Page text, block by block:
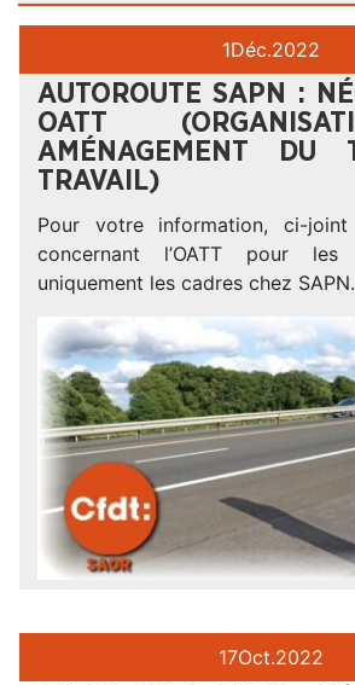
1Déc.2022
AUTOROUTE SAPN :
OATT
AMÉNAGEMENT DU
TRAVAIL)
Pour votre information, ci-
concernant l’OATT pour
uniquement les cadres chez SAPN.
17Oct.2022